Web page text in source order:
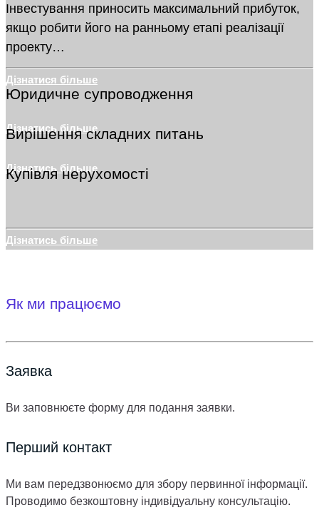
Інвестування приносить максимальний прибуток,
якщо робити його на ранньому етапі реалізації
проекту…
Дізнатися більше
Юридичне супроводження
Дізнатись більше
Вирішення складних питань
Дізнатись більше
Купівля нерухомості
Дізнатись більше
Як ми працюємо
Заявка
Ви заповнюєте форму для подання заявки.
Перший контакт
Ми вам передзвонюємо для збору первинної інформації.
Проводимо безкоштовну індивідуальну консультацію.